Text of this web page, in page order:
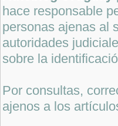
hace responsable
personas ajenas al
autoridades
sobre la
Por consultas,
ajenos a los